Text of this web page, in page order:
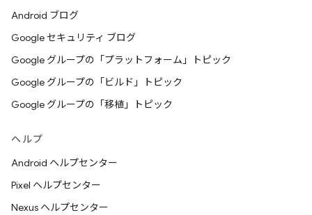
Android ブログ
Google セキュリティ ブログ
Google グループの「プラットフォーム」トピック
Google グループの「ビルド」トピック
Google グループの「移植」トピック
ヘルプ
Android ヘルプセンター
Pixel ヘルプセンター
Nexus ヘルプセンター